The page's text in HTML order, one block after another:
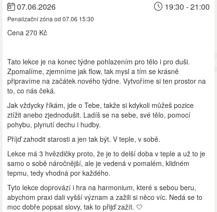
07.06.2026 19:30 - 21:00
Penalizační zóna od 07.06 15:30
Cena 270 Kč
Tato lekce je na konec týdne pohlazením pro tělo i pro duši.
Zpomalíme, zjemníme jak flow, tak mysl a tím se krásně
připravíme na začátek nového týdne. Vytvoříme si ten prostor na
to, co nás čeká.
Jak vždycky říkám, jde o Tebe, takže si kdykoli můžeš pozice
ztížit anebo zjednodušit. Ladíš se na sebe, své tělo, pomocí
pohybu, plynutí dechu i hudby.
Příjď zahodit starosti a jen tak být. V teple, v sobě.
Lekce má 3 hvězdičky proto, že je to delší doba v teple a už to je
samo o sobě náročnější, ale je vedená v pomalém, klidném
tepmu, tedy vhodná por každého.
Tyto lekce doprovází i hra na harmonium, které s sebou beru,
abychom praxi dali vyšší význam a zažili si něco víc. Nedá se to
moc dobře popsat slovy, tak to přijď zažít. 🤍